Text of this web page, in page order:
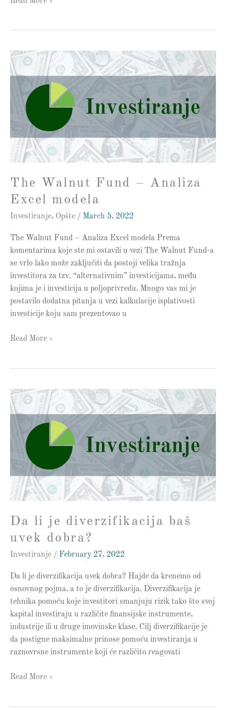
The Walnut Fund – Analiza
Excel modela
Investiranje, Opšte / March 5, 2022
The Walnut Fund – Analiza Excel modela Prema
komentarima koje ste mi ostavili u vezi The Walnut Fund-a
se vrlo lako može zaključiti da postoji velika tražnja
investitora za tzv. “alternativnim” investicijama, među
kojima je i investicija u poljoprivredu. Mnogo vas mi je
postavilo dodatna pitanja u vezi kalkulacije isplativosti
investicije koju sam prezentovao u
The
Walnut
Analiza
Excel
modela
Read More »
Da li je diverzifikacija baš
uvek dobra?
Investiranje / February 27, 2022
Da li je diverzifikacija uvek dobra? Hajde da krenemo od
osnovnog pojma, a to je diverzifikacija. Diverzifikacija je
tehnika pomoću koje investitori smanjuju rizik tako što svoj
kapital investiraju u različite finansijske instrumente,
industrije ili u druge imovinske klase. Cilj diverzifikacije je
da postigne maksimalne prinose pomoću investiranja u
raznovrsne instrumente koji će različito reagovati
Da
li
diverzifikacija
Read More »